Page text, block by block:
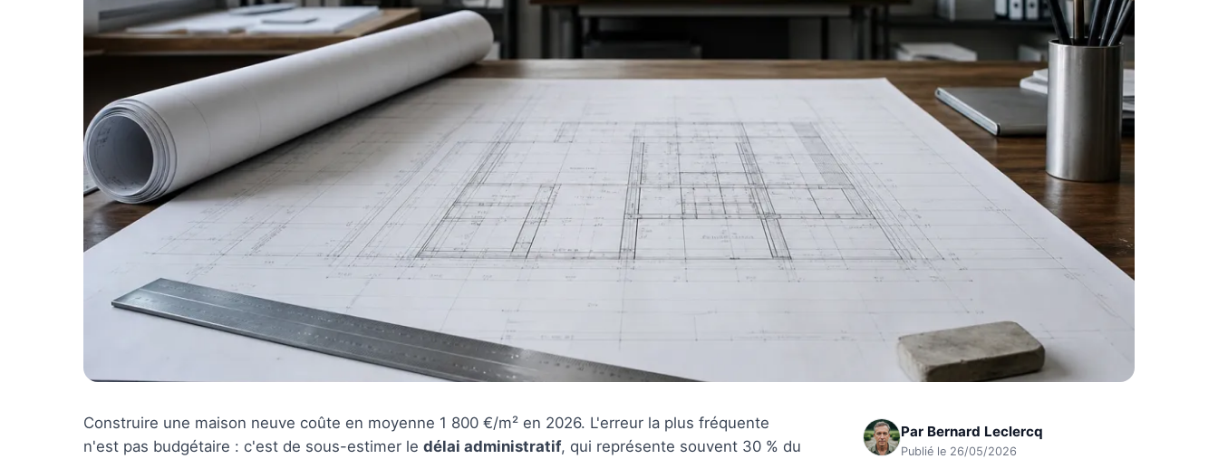
Par Bernard Leclercq
Publié le 26/05/2026
Construire une maison neuve coûte en moyenne 1 800 €/m² en 2026. L'erreur la plus fréquente
n'est pas budgétaire : c'est de sous-estimer le délai administratif, qui représente souvent 30 % du